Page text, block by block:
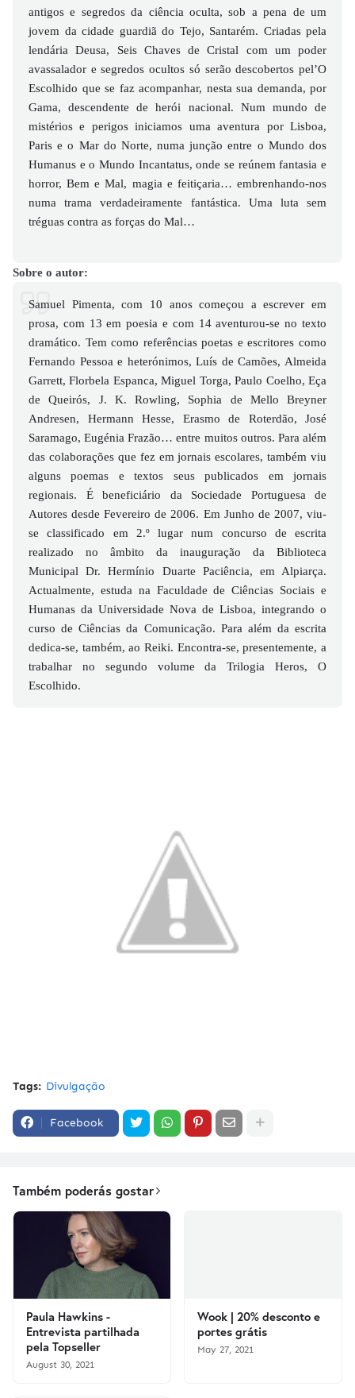
antigos e segredos da ciência oculta, sob a pena de um
jovem da cidade guardiã do Tejo, Santarém. Criadas pela
lendária Deusa, Seis Chaves de Cristal com um poder
avassalador e segredos ocultos só serão descobertos pel’O
Escolhido que se faz acompanhar, nesta sua demanda, por
Gama, descendente de herói nacional. Num mundo de
mistérios e perigos iniciamos uma aventura por Lisboa,
Paris e o Mar do Norte, numa junção entre o Mundo dos
Humanus e o Mundo Incantatus, onde se reúnem fantasia e
horror, Bem e Mal, magia e feitiçaria… embrenhando-nos
numa trama verdadeiramente fantástica. Uma luta sem
tréguas contra as forças do Mal…
Sobre o autor:
Samuel Pimenta, com 10 anos começou a escrever em
prosa, com 13 em poesia e com 14 aventurou-se no texto
dramático. Tem como referências poetas e escritores como
Fernando Pessoa e heterónimos, Luís de Camões, Almeida
Garrett, Florbela Espanca, Miguel Torga, Paulo Coelho, Eça
de Queirós, J. K. Rowling, Sophia de Mello Breyner
Andresen, Hermann Hesse, Erasmo de Roterdão, José
Saramago, Eugénia Frazão… entre muitos outros. Para além
das colaborações que fez em jornais escolares, também viu
alguns poemas e textos seus publicados em jornais
regionais. É beneficiário da Sociedade Portuguesa de
Autores desde Fevereiro de 2006. Em Junho de 2007, viu-
se classificado em 2.º lugar num concurso de escrita
realizado no âmbito da inauguração da Biblioteca
Municipal Dr. Hermínio Duarte Paciência, em Alpiarça.
Actualmente, estuda na Faculdade de Ciências Sociais e
Humanas da Universidade Nova de Lisboa, integrando o
curso de Ciências da Comunicação. Para além da escrita
dedica-se, também, ao Reiki. Encontra-se, presentemente, a
trabalhar no segundo volume da Trilogia Heros, O
Escolhido.
Tags: Divulgação
Facebook
Também poderás gostar
Paula Hawkins -
Entrevista partilhada
pela Topseller
August 30, 2021
Wook | 20% desconto e
portes grátis
May 27, 2021